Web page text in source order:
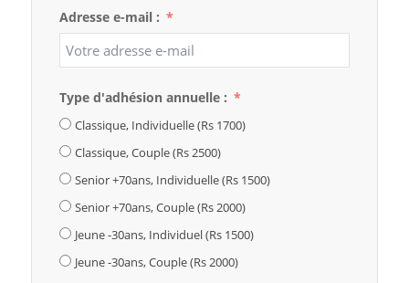
Adresse e-mail :
Type d'adhésion annuelle :
Classique, Individuelle (Rs 1700)
Classique, Couple (Rs 2500)
Senior +70ans, Individuelle (Rs 1500)
Senior +70ans, Couple (Rs 2000)
Jeune -30ans, Individuel (Rs 1500)
Jeune -30ans, Couple (Rs 2000)